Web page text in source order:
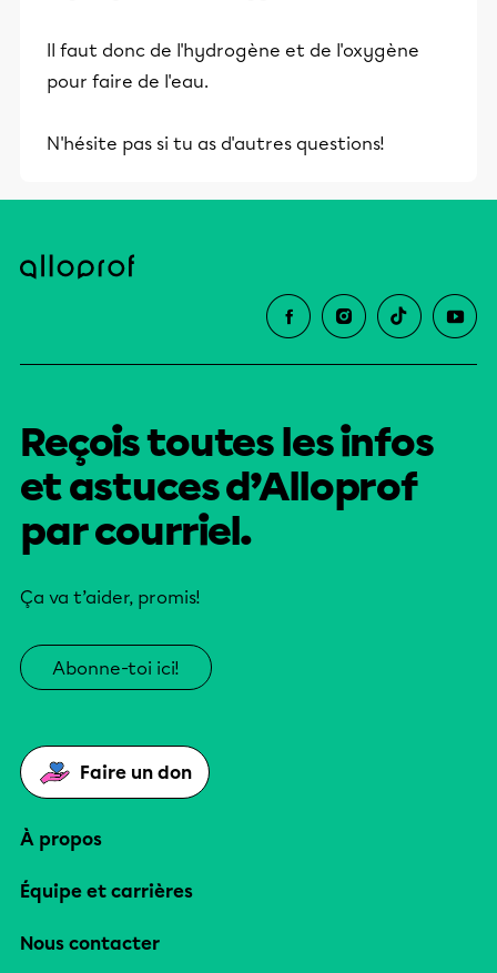
Il faut donc de l'hydrogène et de l'oxygène
pour faire de l'eau.
N'hésite pas si tu as d'autres questions!
Reçois toutes les infos
et astuces d’Alloprof
par courriel.
Ça va t’aider, promis!
Abonne-toi ici!
Faire un don
À propos
Équipe et carrières
Nous contacter